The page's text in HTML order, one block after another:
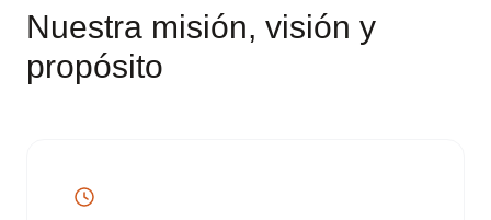
Nuestra misión, visión y
propósito